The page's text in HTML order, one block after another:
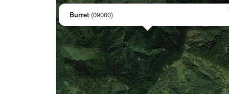
Burret (09000)